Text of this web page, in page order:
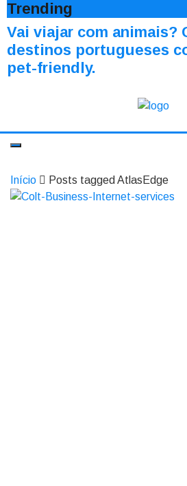
Trending
Vai viajar com animais?
destinos portugueses
pet-friendly.
Início Posts tagged AtlasEdge